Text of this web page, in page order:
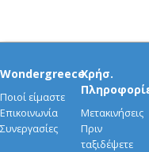
Wondergreece
Ποιοί είμαστε
Επικοινωνία
Συνεργασίες
Χρήσ.
Μετακινήσεις
Πριν
ταξιδέψετε